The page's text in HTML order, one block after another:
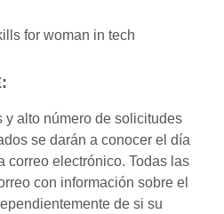
y alto número de solicitudes
se darán a conocer el día
correo electrónico. Todas las
con información sobre el
de si su